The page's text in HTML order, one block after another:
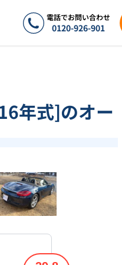
電話でお問い合わせ
0120-926-901
年式]のオー
1/18